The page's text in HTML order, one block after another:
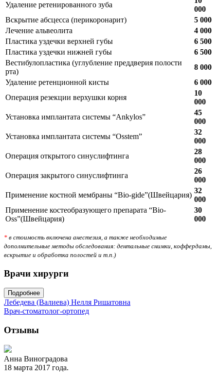
Удаление ретенированного зуба
000
Вскрытие абсцесса (перикоронарит)
5 000
Лечение альвеолита
4 000
Пластика уздечки верхней губы
6 500
Пластика уздечки нижней губы
6 500
Вестибулопластика (углубление преддверия полости
рта)
8 000
Удаление ретенционной кисты
6 000
Операция резекции верхушки корня
10
000
Установка имплантата системы “Ankylos”
45
000
Установка имплантата системы “Osstem”
32
000
Операция открытого синуслифтинга
28
000
Операция закрытого синуслифтинга
26
000
Применение костной мембраны “Bio-gide”(Швейцария)
32
000
Применение костеобразующего препарата “Bio-
Oss”(Швейцария)
30
000
* в стоимость включена анестезия, а также необходимые
дополнительные методы обследования: дентальные снимки, коффердамы,
вскрытие и обработка полостей и т.п.)
Врачи хирурги
Подробнее
Лебедева (Валиева) Нелля Ришатовна
Врач-стоматолог-ортопед
Отзывы
Анна Виноградова
18 марта 2017 года.